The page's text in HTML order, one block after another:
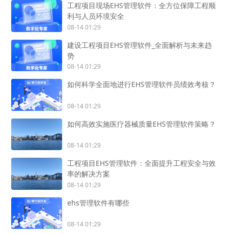
工程项目现场EHS管理软件：全方位保障工程顺
利与人员环境安全
08-14 01:29
建设工程项目EHS管理软件_全面解析与未来趋
势
08-14 01:29
如何科学全面地进行EHS管理软件员绩效考核？
08-14 01:29
如何高效实施医疗器械质量EHS管理软件策略？
08-14 01:29
工程项目EHS管理软件：全面提升工程安全与效
率的解决方案
08-14 01:29
ehs管理软件有哪些
08-14 01:29